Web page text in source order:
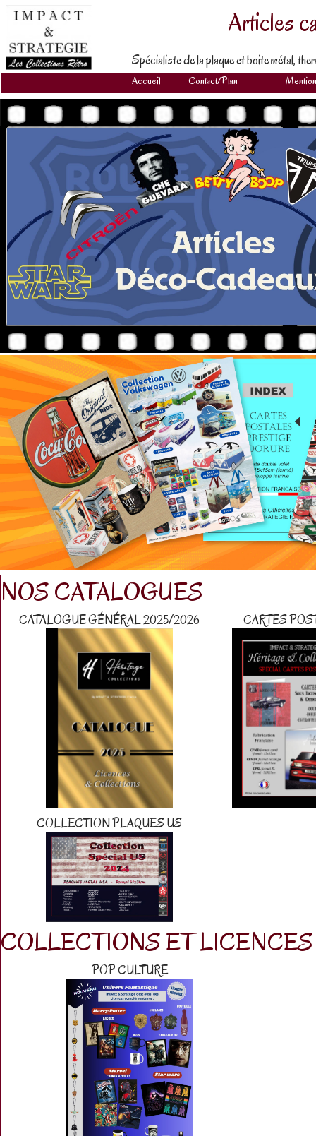
Articles
Spécialiste de la plaque et boite métal,
Accueil Contact/Plan
NOS CATALOGUES
CATALOGUE GÉNÉRAL 2025/2026 CARTES
COLLECTION PLAQUES US
COLLECTIONS ET LICENCES
POP CULTURE